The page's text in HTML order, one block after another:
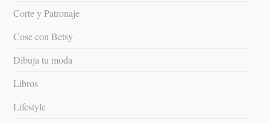
Corte y Patronaje
Cose con Betsy
Dibuja tu moda
Libros
Lifestyle